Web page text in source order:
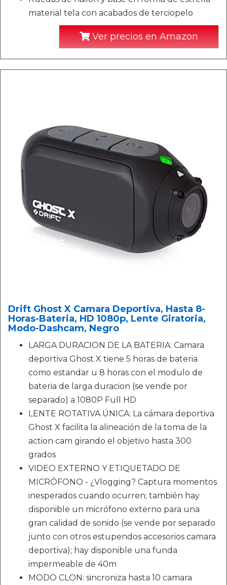
material tela con acabados de terciopelo
Ver precios en Amazon
Drift Ghost X Camara Deportiva, Hasta 8-
Horas-Bateria, HD 1080p, Lente Giratoria,
Modo-Dashcam, Negro
LARGA DURACION DE LA BATERIA: Camara
deportiva Ghost X tiene 5 horas de bateria
como estandar u 8 horas con el modulo de
bateria de larga duracion (se vende por
separado) a 1080P Full HD
LENTE ROTATIVA ÚNICA: La cámara deportiva
Ghost X facilita la alineación de la toma de la
action cam girando el objetivo hasta 300
grados
VIDEO EXTERNO Y ETIQUETADO DE
MICRÓFONO - ¿Vlogging? Captura momentos
inesperados cuando ocurren; también hay
disponible un micrófono externo para una
gran calidad de sonido (se vende por separado
junto con otros estupendos accesorios camara
deportiva); hay disponible una funda
impermeable de 40m
MODO CLON: sincroniza hasta 10 camara